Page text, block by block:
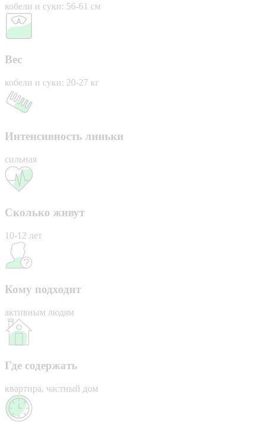
кобели и суки: 56-61 см
Вес
кобели и суки: 20-27 кг
Интенсивность линьки
сильная
Сколько живут
10-12 лет
Кому подходит
активным людям
Где содержать
квартира, частный дом